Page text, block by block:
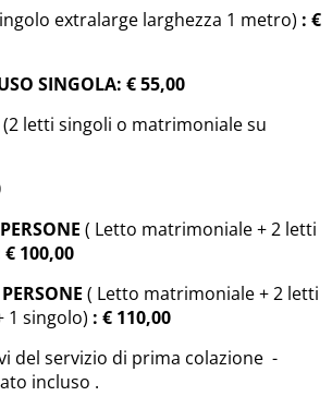
extralarge larghezza 1 metro) : €
SINGOLA: € 55,00
(2 letti singoli o matrimoniale su
( Letto matrimoniale + 2 letti
€ 100,00
( Letto matrimoniale + 2 letti
1 singolo) : € 110,00
del servizio di prima colazione -
incluso .